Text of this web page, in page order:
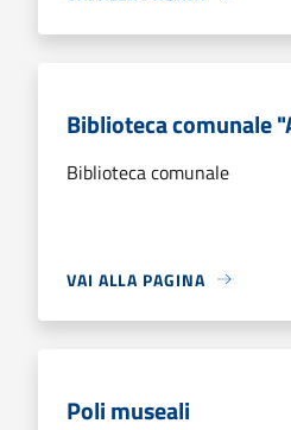
Biblioteca comunale
Biblioteca comunale
VAI ALLA PAGINA
Poli museali